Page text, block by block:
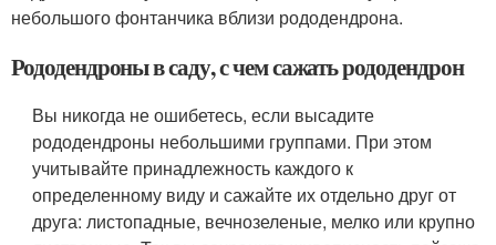
небольшого фонтанчика вблизи рододендрона.
Рододендроны в саду, с чем сажать рододендрон
Вы никогда не ошибетесь, если высадите
рододендроны небольшими группами. При этом
учитывайте принадлежность каждого к
определенному виду и сажайте их отдельно друг от
друга: листопадные, вечнозеленые, мелко или крупно